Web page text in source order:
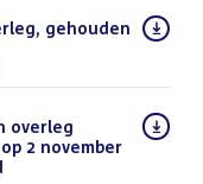
gehouden
overleg
2 november